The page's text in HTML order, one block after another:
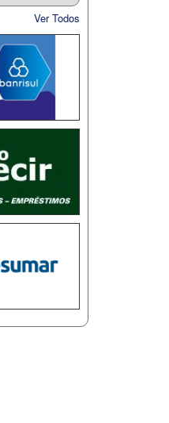
Ver Todos